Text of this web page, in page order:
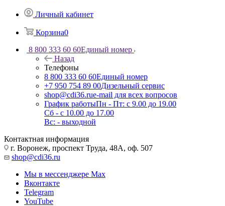
Личный кабинет
Корзина0
8 800 333 60 60Единый номер
Назад
Телефоны
8 800 333 60 60Единый номер
+7 950 754 89 00Дизельный сервис
shop@cdi36.rue-mail для всех вопросов
График работыПн - Пт: с 9.00 до 19.00
Сб - с 10.00 до 17.00
Вс: - выходной
Контактная информация
г. Воронеж, проспект Труда, 48А, оф. 507
shop@cdi36.ru
Мы в мессенджере Max
Вконтакте
Telegram
YouTube